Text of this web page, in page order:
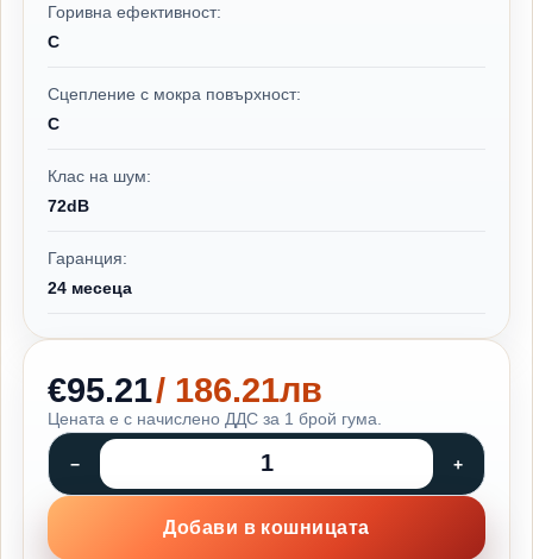
Горивна ефективност:
C
Сцепление с мокра повърхност:
C
Клас на шум:
72dB
Гаранция:
24 месеца
€95.21/ 186.21лв
Цената е с начислено ДДС за 1 брой гума.
Добави в кошницата